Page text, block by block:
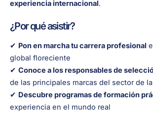
experiencia internacional.
¿Por qué asistir?
✔ Pon en marcha tu carrera profesional
global floreciente
✔ Conoce a los responsables de
de las principales marcas del sector de
✔ Descubre programas de formación
experiencia en el mundo real